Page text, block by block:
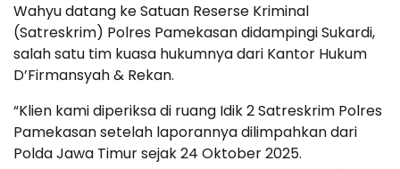
Wahyu datang ke Satuan Reserse Kriminal
(Satreskrim) Polres Pamekasan didampingi Sukardi,
salah satu tim kuasa hukumnya dari Kantor Hukum
D’Firmansyah & Rekan.
“Klien kami diperiksa di ruang Idik 2 Satreskrim Polres
Pamekasan setelah laporannya dilimpahkan dari
Polda Jawa Timur sejak 24 Oktober 2025.